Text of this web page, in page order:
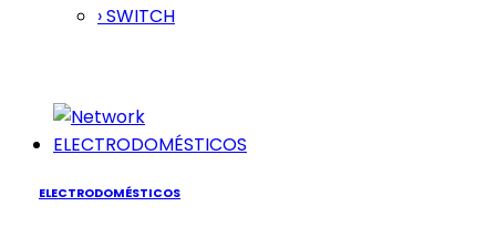
› SWITCH
ELECTRODOMÉSTICOS
ELECTRODOMÉSTICOS